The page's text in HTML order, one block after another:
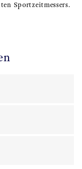
Sportzeitmessers.